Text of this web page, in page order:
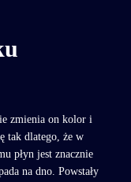
zmienia on kolor i
tak dlatego, że w
płyn jest znacznie
na dno. Powstały